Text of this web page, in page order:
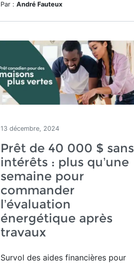
Par : André Fauteux
13 décembre, 2024
Prêt de 40 000 $ sans
intérêts : plus qu’une
semaine pour
commander
l’évaluation
énergétique après
travaux
Survol des aides financières pour